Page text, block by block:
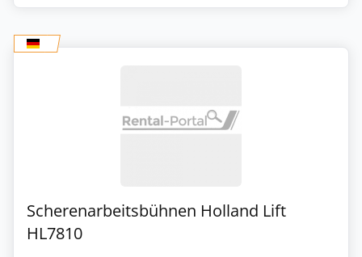
Scherenarbeitsbühnen Holland Lift
HL7810